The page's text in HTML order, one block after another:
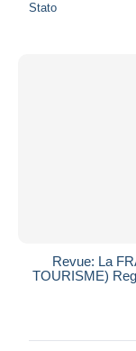
Stato
Revue: La
TOURISME)